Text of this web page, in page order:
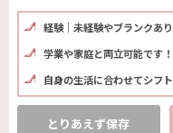
経験｜未経験やブランクあ
学業や家庭と両立可能です！
自身の生活に合わせてシフ
とりあえず保存